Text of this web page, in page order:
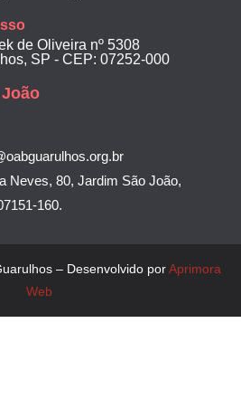
de Oliveira nº 5308
SP - CEP: 07252-000
Neves, 80, Jardim São João,
160.
– Desenvolvido porAprimora
Web